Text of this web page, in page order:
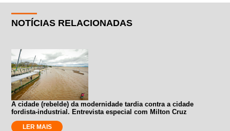
NOTÍCIAS RELACIONADAS
A cidade (rebelde) da modernidade tardia contra a cidade
fordista-industrial. Entrevista especial com Milton Cruz
LER MAIS